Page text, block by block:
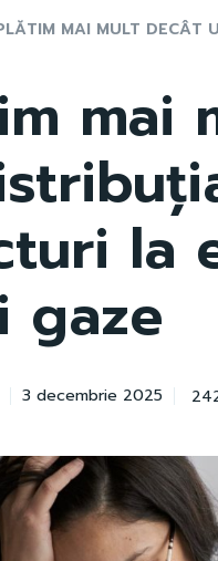
MAI MULT DECÂT
mai
la
gaze
3 decembrie 2025